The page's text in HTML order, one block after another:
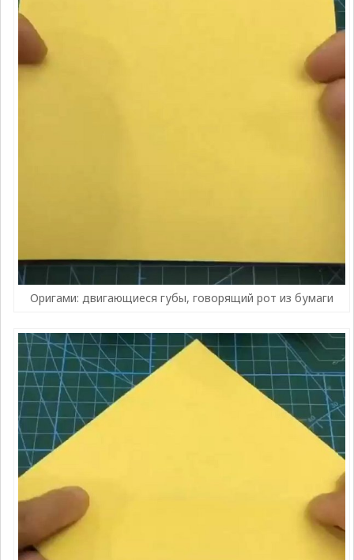
Оригами: двигающиеся губы, говорящий рот из бумаги